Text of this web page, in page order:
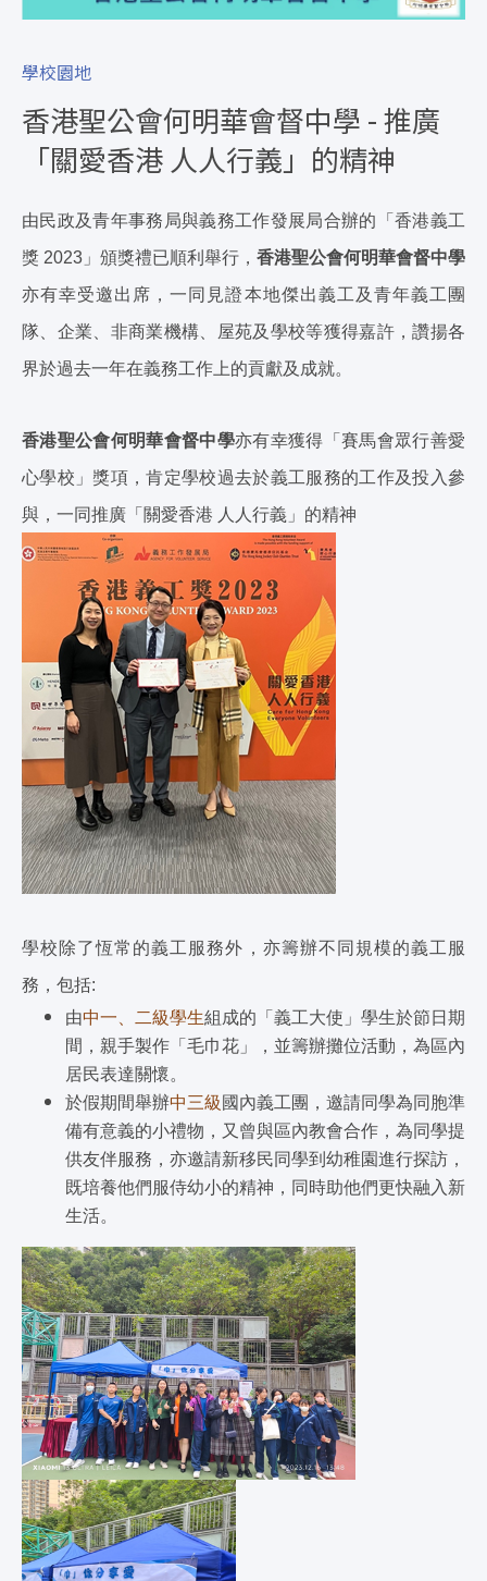
學校園地
香港聖公會何明華會督中學 - 推廣
「關愛香港 人人行義」的精神
由民政及青年事務局與義務工作發展局合辦的「香港義工
獎 2023」頒獎禮已順利舉行， 香港聖公會何明華會督中學
亦有幸受邀出席，一同見證本地傑出義工及青年義工團
隊、企業、非商業機構、屋苑及學校等獲得嘉許，讚揚各
界於過去一年在義務工作上的貢獻及成就。
香港聖公會何明華會督中學亦有幸獲得「賽馬會眾行善愛
心學校」獎項，肯定學校過去於義工服務的工作及投入參
與，一同推廣「關愛香港 人人行義」的精神
學校除了恆常的義工服務外，亦籌辦不同規模的義工服
務，包括:
由中一、二級學生組成的「義工大使」學生於節日期
間，親手製作「毛巾花」，並籌辦攤位活動，為區內
居民表達關懷。
於假期間舉辦中三級 國內義工團，邀請同學為同胞準
備有意義的小禮物，又曾與區內教會合作，為同學提
供友伴服務，亦邀請新移民同學到幼稚園進行探訪，
既培養他們服侍幼小的精神，同時助他們更快融入新
生活。